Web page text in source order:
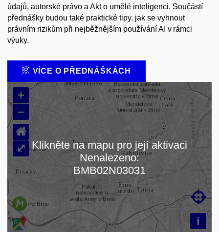
údajů, autorské právo a Akt o umělé inteligenci. Součástí
přednášky budou také praktické tipy, jak se vyhnout
právním rizikům při nejběžnějším používání AI v rámci
výuky.
VÍCE O PŘEDNÁŠKÁCH
Načítám mapu…
+
–
i

⌂
⤢ Klikněte na mapu pro její aktivaci
Nenalezeno:
BMB02N03031